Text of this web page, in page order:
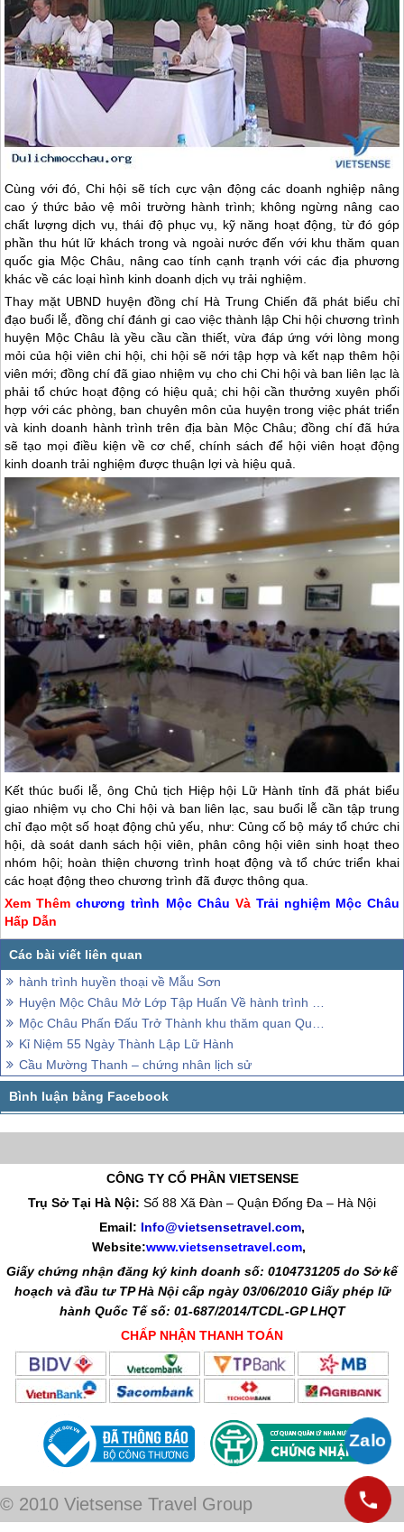
Cùng với đó, Chi hội sẽ tích cực vận động các doanh nghiệp nâng
cao ý thức bảo vệ môi trường hành trình; không ngừng nâng cao
chất lượng dịch vụ, thái độ phục vụ, kỹ năng hoạt động, từ đó góp
phần thu hút lữ khách trong và ngoài nước đến với khu thăm quan
quốc gia Mộc Châu , nâng cao tính cạnh trạnh với các địa phương
khác về các loại hình kinh doanh dịch vụ trải nghiệm.
Thay mặt UBND huyện đồng chí Hà Trung Chiến đã phát biểu chỉ
đạo buổi lễ, đồng chí đánh gi cao việc thành lập Chi hội chương trình
huyện Mộc Châu là yều cầu cần thiết, vừa đáp ứng với lòng mong
mỏi của hội viên chi hội, chi hội sẽ nới tập hợp và kết nạp thêm hội
viên mới; đồng chí đã giao nhiệm vụ cho chi Chi hội và ban liên lạc là
phải tổ chức hoạt động có hiệu quả; chi hội cần thưởng xuyên phối
hợp với các phòng, ban chuyên môn của huyện trong việc phát triển
và kinh doanh hành trình trên địa bàn Mộc Châu; đồng chí đã hứa
sẽ tạo mọi điều kiện về cơ chế, chính sách để hội viên hoạt động
kinh doanh trải nghiệm được thuận lợi và hiệu quả.
Kết thúc buổi lễ, ông Chủ tịch Hiệp hội Lữ Hành tỉnh đã phát biểu
giao nhiệm vụ cho Chi hội và ban liên lạc, sau buổi lễ cần tập trung
chỉ đạo một số hoạt động chủ yếu, như: Củng cố bộ máy tổ chức chi
hội, dà soát danh sách hội viên, phân công hội viên sinh hoạt theo
nhóm hội; hoàn thiện chương trình hoạt động và tổ chức triển khai
các hoạt động theo chương trình đã được thông qua.
Xem Thêmchương trình Mộc Châu Và Trải nghiệm Mộc Châu
Hấp Dẫn
hành trình huyền thoại về Mẫu Sơn
Huyện Mộc Châu Mở Lớp Tập Huấn Về hành trình Có Trách Nhiệm
Mộc Châu Phấn Đấu Trở Thành khu thăm quan Quốc Gia
Kỉ Niệm 55 Ngày Thành Lập Lữ Hành
Cầu Mường Thanh – chứng nhân lịch sử
CÔNG TY CỔ PHẦN VIETSENSE
Trụ Sở Tại Hà Nội: Số 88 Xã Đàn – Quận Đống Đa – Hà Nội
Email: Info@vietsensetravel.com,
Website:www.vietsensetravel.com,
Giấy chứng nhận đăng ký kinh doanh số: 0104731205 do Sở kế
hoạch và đầu tư TP Hà Nội cấp ngày 03/06/2010 Giấy phép lữ
hành Quốc Tế số: 01-687/2014/TCDL-GP LHQT
CHẤP NHẬN THANH TOÁN
© 2010 Vietsense Travel Group